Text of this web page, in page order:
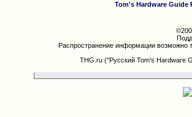
Tom's Hardware Guide
Распространение информации возможно
THG.ru ("Русский Tom's Hardware